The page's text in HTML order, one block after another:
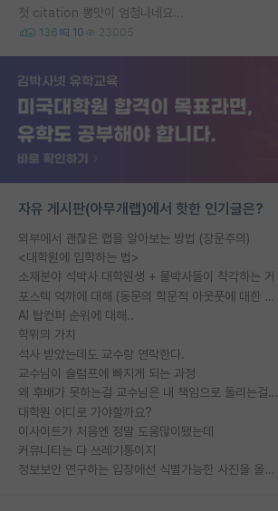
첫 citation 뽕맛이 엄청나네요...
136 10 23005
자유 게시판(아무개랩)에서 핫한 인기글은?
외부에서 괜찮은 랩을 알아보는 방법 (장문주의)
<대학원에 입학하는 법>
소재분야 석박사 대학원생 + 물박사들이 착각하는 거
포스텍 억까에 대해 (동문의 학문적 아웃풋에 대한 반박)
AI 탑컨퍼 순위에 대해..
학위의 가치
석사 받았는데도 교수랑 연락한다.
교수님이 슬럼프에 빠지게 되는 과정
왜 후배가 못하는걸 교수님은 내 책임으로 돌리는걸까요?
대학원 어디로 가야할까요?
이사이트가 처음엔 정말 도움많이됐는데
커뮤니티는 다 쓰레기통이지
정보보안 연구하는 입장에선 식별가능한 사진을 올리는건 비추이긴함